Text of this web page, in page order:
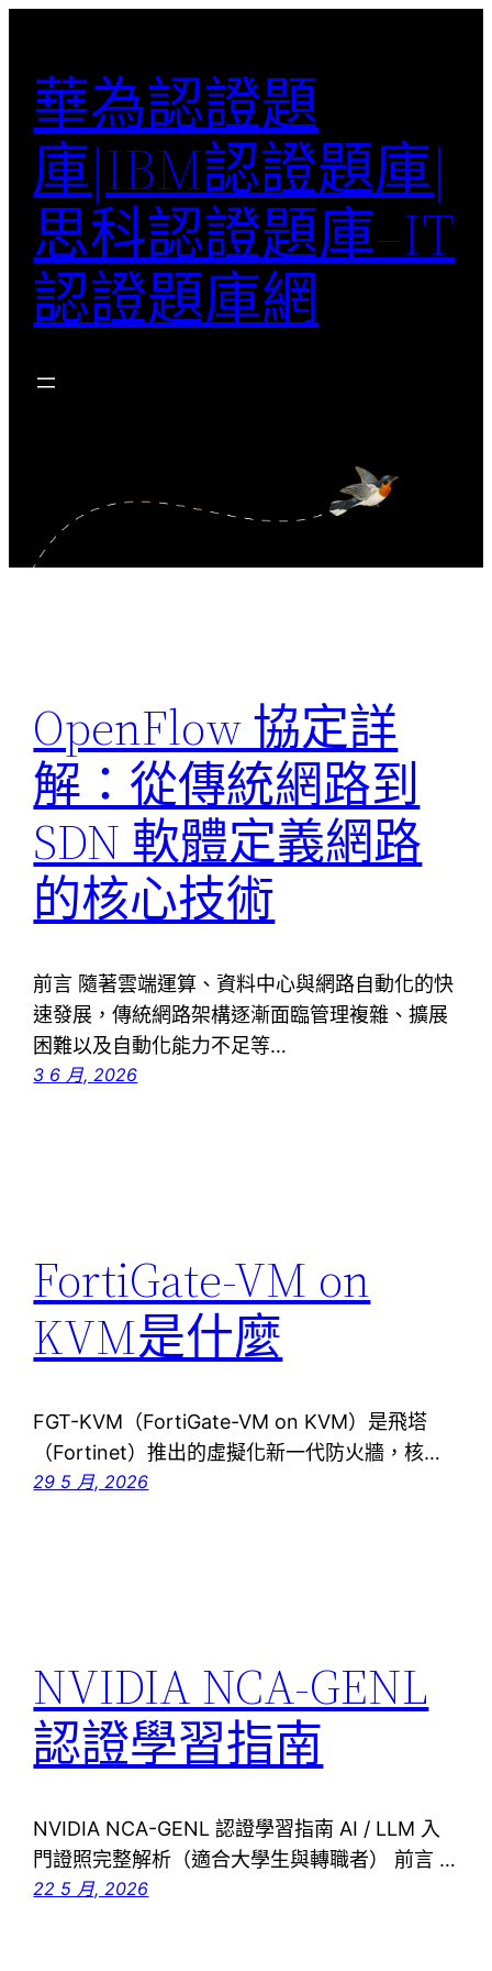
華為認證題
庫|IBM認證題庫|
思科認證題庫–IT
認證題庫網
OpenFlow 協定詳
解：從傳統網路到
SDN 軟體定義網路
的核心技術
前言 隨著雲端運算、資料中心與網路自動化的快
速發展，傳統網路架構逐漸面臨管理複雜、擴展
困難以及自動化能力不足等…
3 6 月, 2026
FortiGate-VM on
KVM是什麼
FGT-KVM（FortiGate-VM on KVM）是飛塔
（Fortinet）推出的虛擬化新一代防火牆，核…
29 5 月, 2026
NVIDIA NCA-GENL
認證學習指南
NVIDIA NCA-GENL 認證學習指南 AI / LLM 入
門證照完整解析（適合大學生與轉職者） 前言 …
22 5 月, 2026